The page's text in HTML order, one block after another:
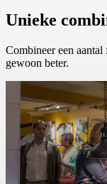
Unieke
Combineer een
gewoon beter.